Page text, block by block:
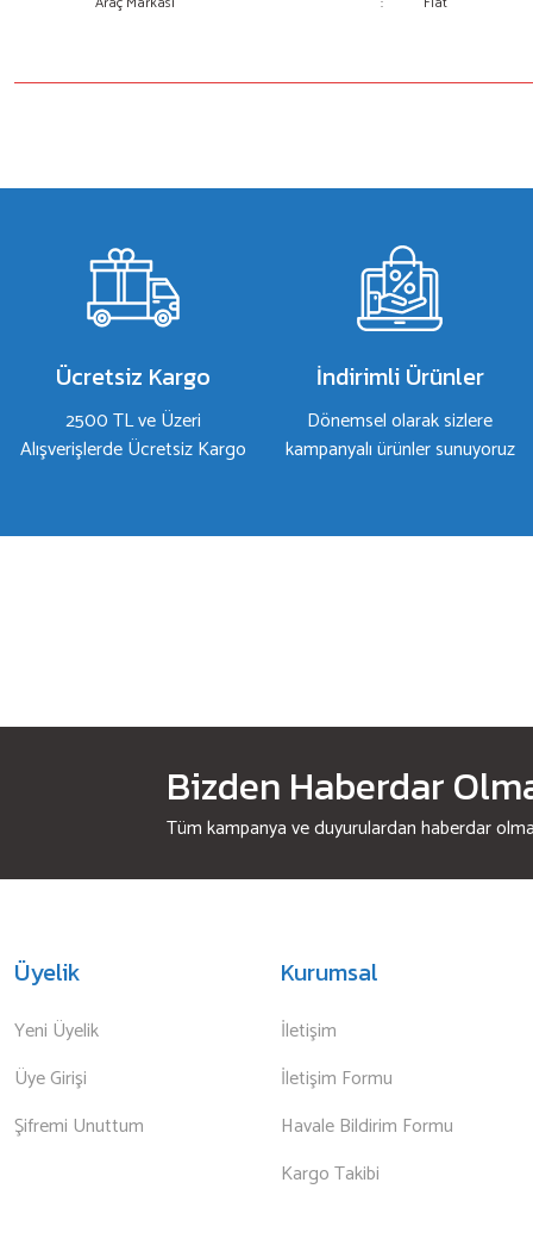
Ürün açıklamasında eksik bilgiler bulunuyor.
Ürün bilgilerinde hatalar bulunuyor.
Ürün fiyatı diğer sitelerden daha pahalı.
Bu ürüne benzer farklı alternatifler olmalı.
Ücretsiz Kargo
2500 TL ve Üzeri
Alışverişlerde Ücretsiz Kargo
İndirimli Ürünler
Dönemsel olarak sizlere
kampanyalı ürünler sunuyoruz
Bizden Haberdar
Tüm kampanya ve duyurulardan haberdar
Üyelik
Yeni Üyelik
Üye Girişi
Şifremi Unuttum
Kurumsal
İletişim
İletişim Formu
Havale Bildirim Formu
Kargo Takibi